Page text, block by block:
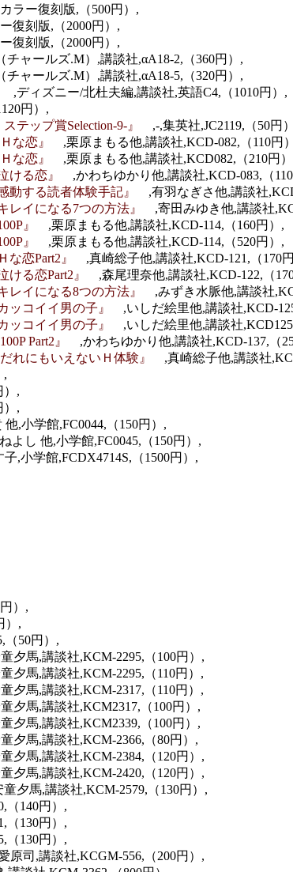
ラー復刻版,（500円）,
復刻版,（2000円）,
復刻版,（2000円）,
チャールズ.M）,講談社,αA18-2,（360円）,
チャールズ.M）,講談社,αA18-5,（320円）,
,ディズニー/北杜夫編,講談社,英語C4,（1010円）,
円）,
テップ賞Selection-9-』 ,-,集英社,JC2119,（50円
Ｈな恋』 ,栗原まもる他,講談社,KCD-082,（110円
Ｈな恋』 ,栗原まもる他,講談社,KCD082,（210円
ける恋』 ,かわちゆかり他,講談社,KCD-083,（
動する読者体験手記』 ,有羽なぎさ他,講談社
レイになる7つの方法』 ,寄田みゆき他,講談社
』 ,栗原まもる他,講談社,KCD-114,（160円）,
』 ,栗原まもる他,講談社,KCD-114,（520円）,
な恋Part2』 ,真崎総子他,講談社,KCD-121,（170
ける恋Part2』 ,森尾理奈他,講談社,KCD-122,（
レイになる8つの方法』 ,みずき水脈他,講談社
ッコイイ男の子』 ,いしだ絵里他,講談社,KCD-
ッコイイ男の子』 ,いしだ絵里他,講談社
Part2』 ,かわちゆかり他,講談社,KCD-137,（
れにもいえないＨ体験』 ,真崎総子他,講談社
,
）,
）,
他,小学館,FC0044,（150円）,
よし 他,小学館,FC0045,（150円）,
子,小学館,FCDX4714S,（1500円）,
）,
）,
（50円）,
夕馬,講談社,KCM-2295,（100円）,
夕馬,講談社,KCM-2295,（110円）,
夕馬,講談社,KCM-2317,（110円）,
夕馬,講談社,KCM2317,（100円）,
夕馬,講談社,KCM2339,（100円）,
夕馬,講談社,KCM-2366,（80円）,
夕馬,講談社,KCM-2384,（120円）,
夕馬,講談社,KCM-2420,（120円）,
夕馬,講談社,KCM-2579,（130円）,
（140円）,
（130円）,
（130円）,
原司,講談社,KCGM-556,（200円）,